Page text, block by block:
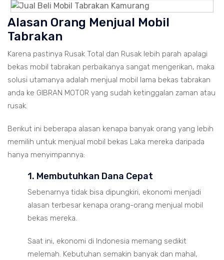
Alasan Orang Menjual Mobil
Tabrakan
Karena pastinya Rusak Total dan Rusak lebih parah apalagi
bekas mobil tabrakan perbaikanya sangat mengerikan, maka
solusi utamanya adalah menjual mobil lama bekas tabrakan
anda ke GIBRAN MOTOR yang sudah ketinggalan zaman atau
rusak.
Berikut ini beberapa alasan kenapa banyak orang yang lebih
memilih untuk menjual mobil bekas Laka mereka daripada
hanya menyimpannya:
1. Membutuhkan Dana Cepat
Sebenarnya tidak bisa dipungkiri, ekonomi menjadi
alasan terbesar kenapa orang-orang menjual mobil
bekas mereka.
Saat ini, ekonomi di Indonesia memang sedikit
melemah. Kebutuhan semakin banyak dan mahal,